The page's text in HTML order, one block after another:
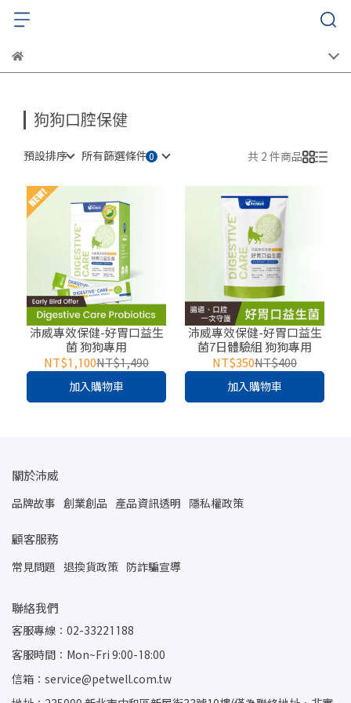
狗狗口腔保健
預設排序 所有篩選條件 共 2 件商品
沛威專效保健-好胃口益生
菌 狗狗專用
NT$1,100NT$1,490
加入購物車
沛威專效保健-好胃口益生
菌7日體驗組 狗狗專用
NT$350NT$400
加入購物車
關於沛威
品牌故事 創業創品 產品資訊透明 隱私權政策
顧客服務
常見問題 退換貨政策 防詐騙宣導
聯絡我們
客服專線：02-33221188
客服時間：Mon~Fri 9:00-18:00
信箱：service@petwell.com.tw